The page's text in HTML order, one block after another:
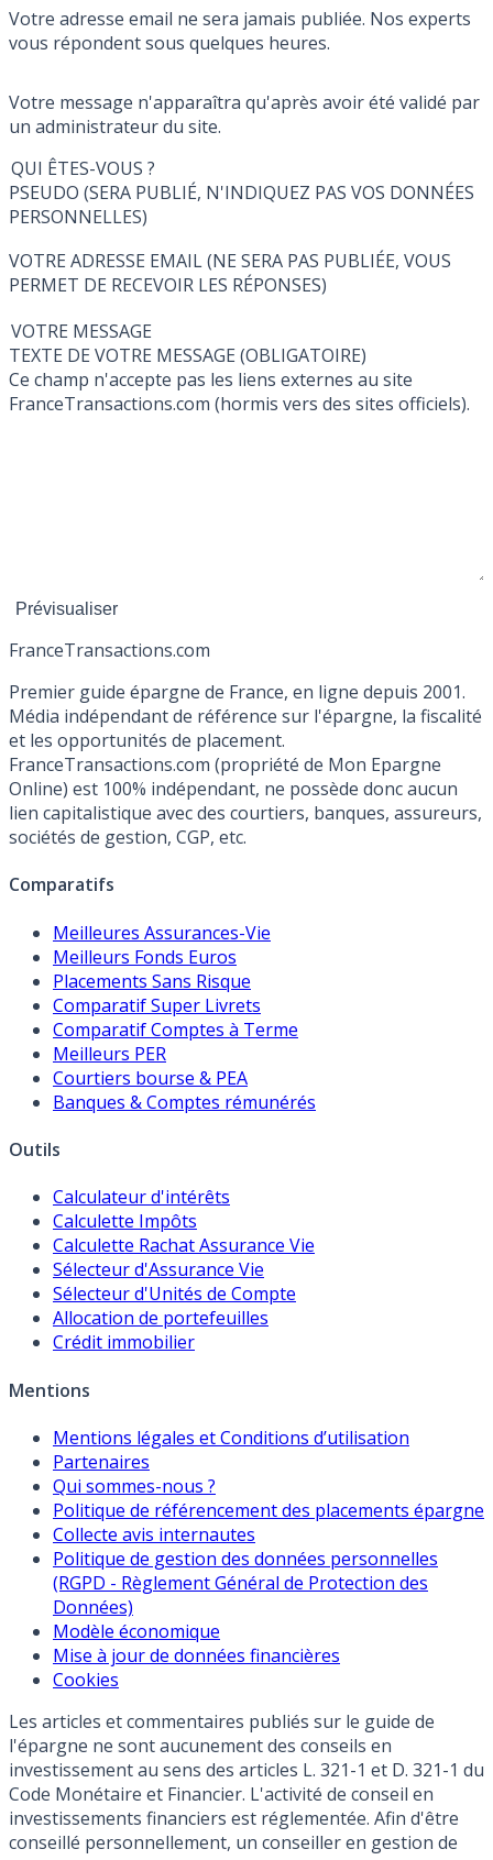
Votre adresse email ne sera jamais publiée. Nos experts
vous répondent sous quelques heures.
Votre message n'apparaîtra qu'après avoir été validé par
un administrateur du site.
QUI ÊTES-VOUS ?
PSEUDO (SERA PUBLIÉ, N'INDIQUEZ PAS VOS DONNÉES
PERSONNELLES)
VOTRE ADRESSE EMAIL (NE SERA PAS PUBLIÉE, VOUS
PERMET DE RECEVOIR LES RÉPONSES)
VOTRE MESSAGE
TEXTE DE VOTRE MESSAGE (OBLIGATOIRE)
Ce champ n'accepte pas les liens externes au site
FranceTransactions.com (hormis vers des sites officiels).
FranceTransactions.com
Premier guide épargne de France, en ligne depuis 2001.
Média indépendant de référence sur l'épargne, la fiscalité
et les opportunités de placement.
FranceTransactions.com (propriété de Mon Epargne
Online) est 100% indépendant, ne possède donc aucun
lien capitalistique avec des courtiers, banques, assureurs,
sociétés de gestion, CGP, etc.
Comparatifs
Meilleures Assurances-Vie
Meilleurs Fonds Euros
Placements Sans Risque
Comparatif Super Livrets
Comparatif Comptes à Terme
Meilleurs PER
Courtiers bourse & PEA
Banques & Comptes rémunérés
Outils
Calculateur d'intérêts
Calculette Impôts
Calculette Rachat Assurance Vie
Sélecteur d'Assurance Vie
Sélecteur d'Unités de Compte
Allocation de portefeuilles
Crédit immobilier
Mentions
Mentions légales et Conditions d’utilisation
Partenaires
Qui sommes-nous ?
Politique de référencement des placements épargne
Collecte avis internautes
Politique de gestion des données personnelles
(RGPD - Règlement Général de Protection des
Données)
Modèle économique
Mise à jour de données financières
Cookies
Les articles et commentaires publiés sur le guide de
l'épargne ne sont aucunement des conseils en
investissement au sens des articles L. 321-1 et D. 321-1 du
Code Monétaire et Financier. L'activité de conseil en
investissements financiers est réglementée. Afin d'être
conseillé personnellement, un conseiller en gestion de